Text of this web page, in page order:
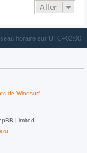
Aller
horaire sur UTC+02:00
de Windsurf
Limited